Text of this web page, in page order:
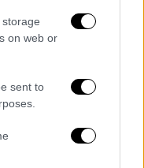
on web or
sent to
που
του
από τη
φορά τον μήνα
του και
που δήλωσε ο